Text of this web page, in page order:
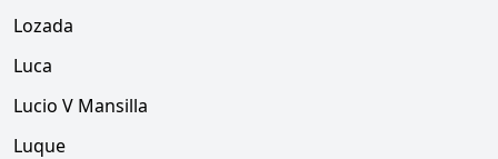
Lozada
Luca
Lucio V Mansilla
Luque